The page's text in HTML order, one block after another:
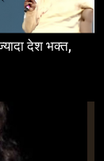
देश भक्त,